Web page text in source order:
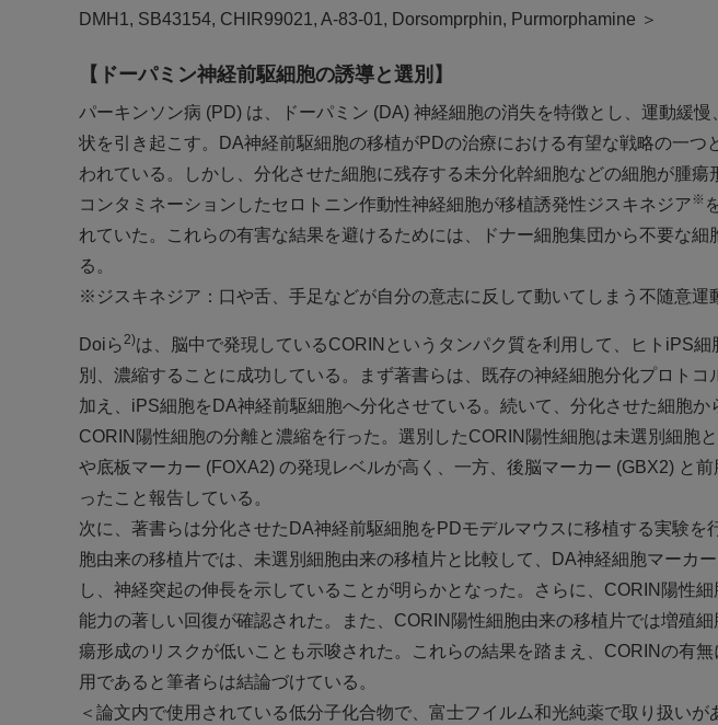
DMH1, SB43154, CHIR99021, A-83-01, Dorsomprphin, Purmorphamine ＞
【ドーパミン神経前駆細胞の誘導と選別】
パーキンソン病 (PD) は、ドーパミン (DA) 神経細胞の消失を特徴とし、運動緩
状を引き起こす。DA神経前駆細胞の移植がPDの治療における有望な戦略の一つ
われている。しかし、分化させた細胞に残存する未分化幹細胞などの細胞が腫瘍
コンタミネーションしたセロトニン作動性神経細胞が移植誘発性ジスキネジア ※
れていた。これらの有害な結果を避けるためには、ドナー細胞集団から不要な
る。
※ジスキネジア：口や舌、手足などが自分の意志に反して動いてしまう不随意運
Doiら2)は、脳中で発現しているCORINというタンパク質を利用して、ヒトiPS
別、濃縮することに成功している。まず著書らは、既存の神経細胞分化プロト
加え、iPS細胞をDA神経前駆細胞へ分化させている。続いて、分化させた細胞か
CORIN陽性細胞の分離と濃縮を行った。選別したCORIN陽性細胞は未選別細胞
や底板マーカー (FOXA2) の発現レベルが高く、一方、後脳マーカー (GBX2) と
ったこと報告している。
次に、著書らは分化させたDA神経前駆細胞をPDモデルマウスに移植する実験を
胞由来の移植片では、未選別細胞由来の移植片と比較して、DA神経細胞マーカ
し、神経突起の伸長を示していることが明らかとなった。さらに、CORIN陽性
能力の著しい回復が確認された。また、CORIN陽性細胞由来の移植片では増殖
瘍形成のリスクが低いことも示唆された。これらの結果を踏まえ、CORINの有
用であると筆者らは結論づけている。
＜論文内で使用されている低分子化合物で、富士フイルム和光純薬で取り扱いが